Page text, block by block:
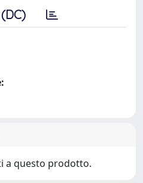
a questo prodotto.